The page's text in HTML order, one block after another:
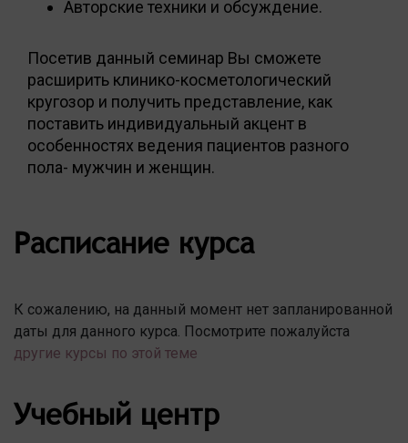
Авторские техники и обсуждение.
Посетив данный семинар Вы сможете
расширить клинико-косметологический
кругозор и получить представление, как
поставить индивидуальный акцент в
особенностях ведения пациентов разного
пола- мужчин и женщин.
Расписание курса
К сожалению, на данный момент нет запланированной
даты для данного курса. Посмотрите пожалуйста
другие курсы по этой теме
Учебный центр